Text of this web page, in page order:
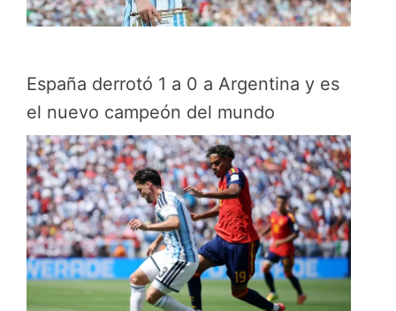
España derrotó 1 a 0 a Argentina y es
el nuevo campeón del mundo